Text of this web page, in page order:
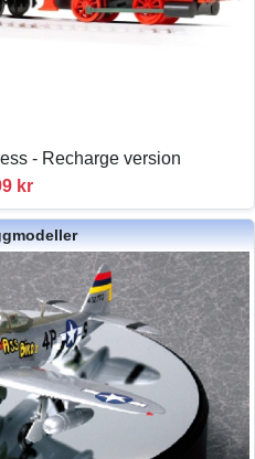
- Recharge version
kr